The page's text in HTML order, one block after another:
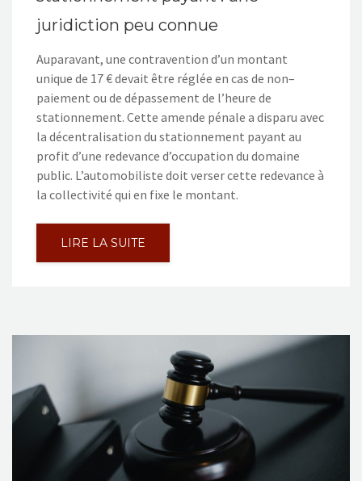
juridiction peu connue
Auparavant, une contravention d’un montant
unique de 17 € devait être réglée en cas de non–
paiement ou de dépassement de l’heure de
stationnement. Cette amende pénale a disparu avec
la décentralisation du stationnement payant au
profit d’une redevance d’occupation du domaine
public. L’automobiliste doit verser cette redevance à
la collectivité qui en fixe le montant.
LIRE LA SUITE